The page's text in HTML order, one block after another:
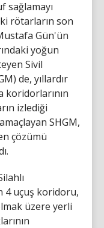
sağlamayı
rötarların son
Gün'ün
yoğun
Sivil
de, yıllardır
koridorlarının
izlediği
SHGM,
çözümü
4 uçuş koridoru,
üzere yerli